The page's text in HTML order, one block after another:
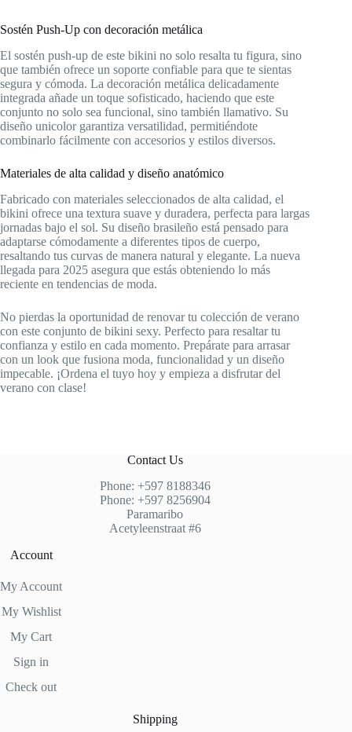
Sostén Push-Up con decoración metálica
El sostén push-up de este bikini no solo resalta tu figura, sino
que también ofrece un soporte confiable para que te sientas
segura y cómoda. La decoración metálica delicadamente
integrada añade un toque sofisticado, haciendo que este
conjunto no solo sea funcional, sino también llamativo. Su
diseño unicolor garantiza versatilidad, permitiéndote
combinarlo fácilmente con accesorios y estilos diversos.
Materiales de alta calidad y diseño anatómico
Fabricado con materiales seleccionados de alta calidad, el
bikini ofrece una textura suave y duradera, perfecta para largas
jornadas bajo el sol. Su diseño brasileño está pensado para
adaptarse cómodamente a diferentes tipos de cuerpo,
resaltando tus curvas de manera natural y elegante. La nueva
llegada para 2025 asegura que estás obteniendo lo más
reciente en tendencias de moda.
No pierdas la oportunidad de renovar tu colección de verano
con este conjunto de bikini sexy. Perfecto para resaltar tu
confianza y estilo en cada momento. Prepárate para arrasar
con un look que fusiona moda, funcionalidad y un diseño
impecable. ¡Ordena el tuyo hoy y empieza a disfrutar del
verano con clase!
Contact Us
Phone: +597 8188346
Phone: +597 8256904
Paramaribo
Acetyleenstraat #6
Account
My Account
My Wishlist
My Cart
Sign in
Check out
Shipping